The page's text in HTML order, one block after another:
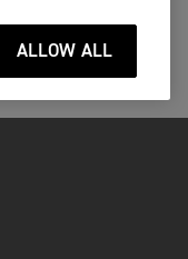
ALLOW ALL